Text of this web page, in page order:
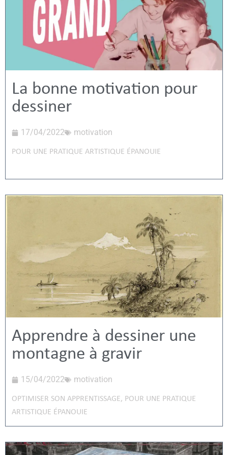
La bonne motivation pour
dessiner
17/04/2022 motivation
POUR UNE PRATIQUE ARTISTIQUE ÉPANOUIE
Apprendre à dessiner une
montagne à gravir
15/04/2022 motivation
OPTIMISER SON APPRENTISSAGE, POUR UNE PRATIQUE
ARTISTIQUE ÉPANOUIE